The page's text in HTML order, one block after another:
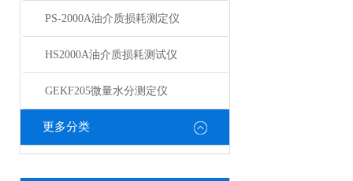
PS-2000A油介质损耗测定仪
HS2000A油介质损耗测试仪
GEKF205微量水分测定仪
更多分类